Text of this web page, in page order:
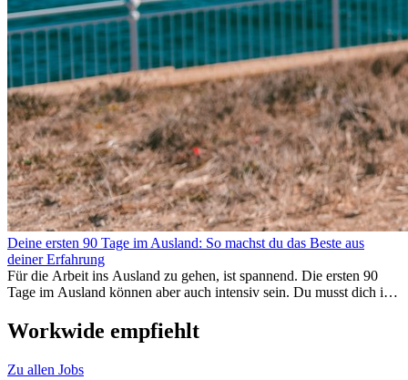
Deine ersten 90 Tage im Ausland: So machst du das Beste aus
deiner Erfahrung
Für die Arbeit ins Ausland zu gehen, ist spannend. Die ersten 90
Tage im Ausland können aber auch intensiv sein. Du musst dich in
Kultur verstehen und mit Heimweh umgehen. Dieser Expat-Guide
zeigt dir, wie du deine ersten Monate im Ausland optimal nutzt,
weiterentwickelst. Wenn du diese Tipps berücksichtigst, fällt dir das
Workwide empfiehlt
Zu allen Jobs